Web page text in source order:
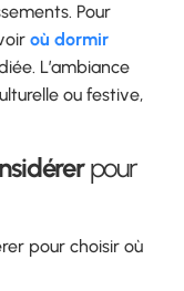
Pour
où dormir
L’ambiance
ou festive,
pour
pour choisir où